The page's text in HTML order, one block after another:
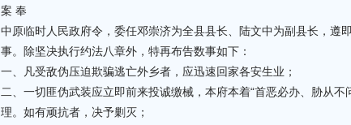
案 奉
中原临时人民政府令，委任邓崇济为全县县长、陆文中为副县长，遵
事。除坚决执行约法八章外，特再布告数事如下：
一、凡受敌伪压迫欺骗逃亡外乡者，应迅速回家各安生业；
二、一切匪伪武装应立即前来投诚缴械，本府本着“首恶必办、胁从不
理。如有顽抗者，决予剿灭；